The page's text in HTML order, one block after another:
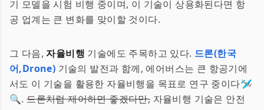
기 모델을 시험 비행 중이며, 이 기술이 상용화된다면 항
공 업계는 큰 변화를 맞이할 것이다.
그 다음,자율비행 기술에도 주목하고 있다. 드론(한국
어,Drone) 기술의 발전과 함께, 에어버스는 큰 항공기에
서도 이 기술을 활용한 자율비행을 목표로 연구 중이다🛩️
🔍.드론처럼 제어하면 좋겠다만,자율비행 기술은 안전